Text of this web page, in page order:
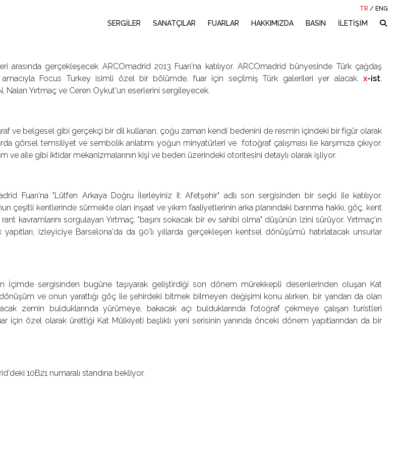
TR / ENG
SERGİLER SANATÇILAR FUARLAR HAKKIMIZDA BASIN İLETİŞİM
arasında gerçekleşecek ARCOmadrid 2013 Fuarı'na katılıyor. ARCOmadrid bünyesinde Türk çağdaş
amacıyla Focus Turkey isimli özel bir bölümde, fuar için seçilmiş Türk galerileri yer alacak. x-ist,
Nalan Yırtmaç ve Ceren Oykut'un eserlerini sergileyecek.
ve belgesel gibi gerçekçi bir dil kullanan, çoğu zaman kendi bedenini de resmin içindeki bir figür olarak
görsel temsiliyet ve sembolik anlatımı yoğun minyatürleri ve fotoğraf çalışması ile karşımıza çıkıyor.
ve aile gibi iktidar mekanizmalarının kişi ve beden üzerindeki otoritesini detaylı olarak işliyor.
Fuarı'na "Lütfen Arkaya Doğru İlerleyiniz II: Afetşehir" adlı son sergisinden bir seçki ile katılıyor.
çeşitli kentlerinde sürmekte olan inşaat ve yıkım faaliyetlerinin arka planındaki barınma hakkı, göç, kent
kavramlarını sorgulayan Yırtmaç, "başını sokacak bir ev sahibi olma" düşünün izini sürüyor. Yırtmaç'ın
izleyiciye Barselona'da da 90'lı yıllarda gerçekleşen kentsel dönüşümü hatırlatacak unsurlar
İçimde sergisinden bugüne taşıyarak geliştirdiği son dönem mürekkepli desenlerinden oluşan Kat
ve onun yarattığı göç ile şehirdeki bitmek bilmeyen değişimi konu alırken, bir yandan da olan
zemin bulduklarında yürümeye, bakacak açı bulduklarında fotoğraf çekmeye çalışan turistleri
için özel olarak ürettiği Kat Mülkiyeti başlıklı yeni serisinin yanında önceki dönem yapıtlarından da bir
10B21 numaralı standına bekliyor.